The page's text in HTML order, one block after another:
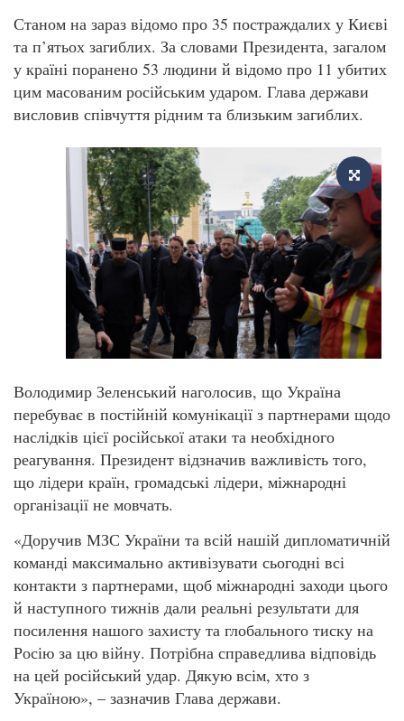
Станом на зараз відомо про 35 постраждалих у Києві
та п’ятьох загиблих. За словами Президента, загалом
у країні поранено 53 людини й відомо про 11 убитих
цим масованим російським ударом. Глава держави
висловив співчуття рідним та близьким загиблих.
Володимир Зеленський наголосив, що Україна
перебуває в постійній комунікації з партнерами щодо
наслідків цієї російської атаки та необхідного
реагування. Президент відзначив важливість того,
що лідери країн, громадські лідери, міжнародні
організації не мовчать.
«Доручив МЗС України та всій нашій дипломатичній
команді максимально активізувати сьогодні всі
контакти з партнерами, щоб міжнародні заходи цього
й наступного тижнів дали реальні результати для
посилення нашого захисту та глобального тиску на
Росію за цю війну. Потрібна справедлива відповідь
на цей російський удар. Дякую всім, хто з
Україною», – зазначив Глава держави.